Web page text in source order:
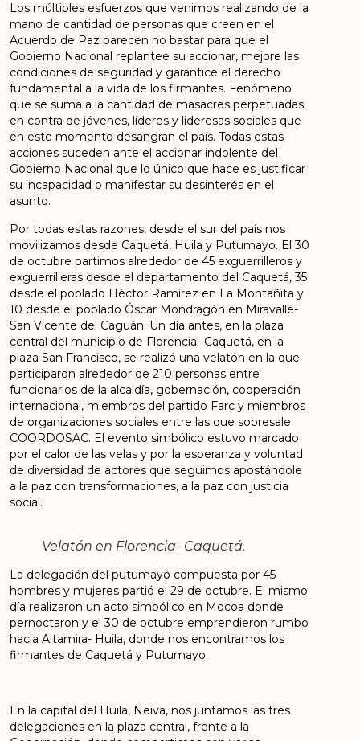
Los múltiples esfuerzos que venimos realizando de la
mano de cantidad de personas que creen en el
Acuerdo de Paz parecen no bastar para que el
Gobierno Nacional replantee su accionar, mejore las
condiciones de seguridad y garantice el derecho
fundamental a la vida de los firmantes. Fenómeno
que se suma a la cantidad de masacres perpetuadas
en contra de jóvenes, líderes y lideresas sociales que
en este momento desangran el país. Todas estas
acciones suceden ante el accionar indolente del
Gobierno Nacional que lo único que hace es justificar
su incapacidad o manifestar su desinterés en el
asunto.
Por todas estas razones, desde el sur del país nos
movilizamos desde Caquetá, Huila y Putumayo. El 30
de octubre partimos alrededor de 45 exguerrilleros y
exguerrilleras desde el departamento del Caquetá, 35
desde el poblado Héctor Ramírez en La Montañita y
10 desde el poblado Óscar Mondragón en Miravalle-
San Vicente del Caguán. Un día antes, en la plaza
central del municipio de Florencia- Caquetá, en la
plaza San Francisco, se realizó una velatón en la que
participaron alrededor de 210 personas entre
funcionarios de la alcaldía, gobernación, cooperación
internacional, miembros del partido Farc y miembros
de organizaciones sociales entre las que sobresale
COORDOSAC. El evento simbólico estuvo marcado
por el calor de las velas y por la esperanza y voluntad
de diversidad de actores que seguimos apostándole
a la paz con transformaciones, a la paz con justicia
social.
Velatón en Florencia- Caquetá.
La delegación del putumayo compuesta por 45
hombres y mujeres partió el 29 de octubre. El mismo
día realizaron un acto simbólico en Mocoa donde
pernoctaron y el 30 de octubre emprendieron rumbo
hacia Altamira- Huila, donde nos encontramos los
firmantes de Caquetá y Putumayo.
En la capital del Huila, Neiva, nos juntamos las tres
delegaciones en la plaza central, frente a la